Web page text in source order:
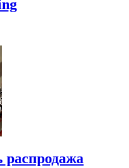
распродажа